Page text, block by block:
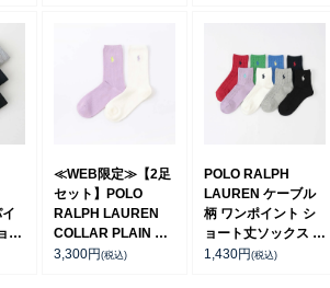
ー
ィ
≪WEB限定≫【2足
セット】POLO
RALPH LAUREN
COLLAR PLAIN ＆
RIB クルー丈 ソック
3,300円(税込)
POLO RALPH
LAUREN ケーブル
柄 ワンポイント シ
ョート丈ソックス オ
ーガニックコットン
1,430円(税込)